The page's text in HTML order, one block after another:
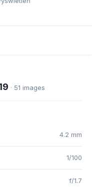
· 51 images
4.2 mm
1/100
f/1.7